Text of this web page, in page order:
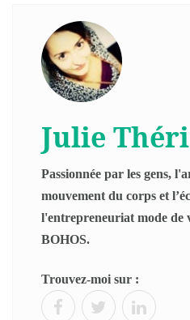
Julie
Passionnée par les gens,
mouvement du corps et
l'entrepreneuriat mode de
BOHOS.
Trouvez-moi sur :